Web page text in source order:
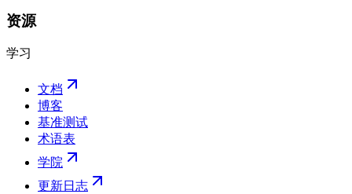
资源
学习
文档
博客
基准测试
术语表
学院
更新日志